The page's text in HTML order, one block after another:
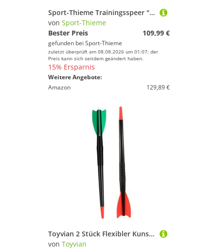
Sport-Thieme Trainingsspeer "Club", 500 g
von Sport-Thieme
Bester Preis
109,99 €
gefunden bei Sport-Thieme
zuletzt überprüft am 08.08.2026 um 01:07; der
Preis kann sich seitdem geändert haben.
15% Ersparnis
Weitere Angebote:
Amazon
129,89 €
Toyvian 2 Stück Flexibler Kunststoff Speerwurf Übung für Erwachsene Leichtathletik Training Wurfspeer für Schule Wettkampf und Wurftechnik Verbessern
von Toyvian